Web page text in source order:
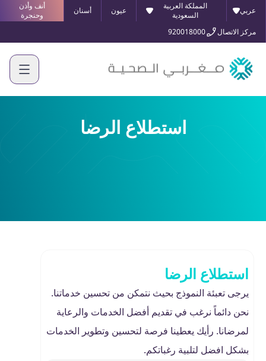
عربي
المملكة العربية
السعودية
عيون أسنان
أنف وأذن
وحنجرة
مركز الاتصال
920018000
استطلاع الرضا
استطلاع الرضا
يرجى تعبئة النموذج بحيث نتمكن من تحسين خدماتنا.
نحن دائماً نرغب في تقديم أفضل الخدمات والرعاية
لمرضانا. رأيك يعطينا فرصة لتحسين وتطوير الخدمات
بشكل افضل لتلبية رغباتكم.